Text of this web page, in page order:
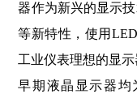
器作为新兴的显示
等新特性，使用
工业仪表理想的显示
早期液晶显示器均